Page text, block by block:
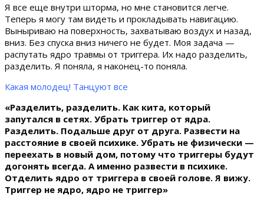
Я все еще внутри шторма, но мне становится легче.
Теперь я могу там видеть и прокладывать навигацию.
Выныриваю на поверхность, захватываю воздух и назад,
вниз. Без спуска вниз ничего не будет. Моя задача —
распутать ядро травмы от триггера. Их надо разделить,
разделить. Я поняла, я наконец-то поняла.
Какая молодец! Танцуют все
«Разделить, разделить. Как кита, который
запутался в сетях. Убрать триггер от ядра.
Разделить. Подальше друг от друга. Развести на
расстояние в своей психике. Убрать не физически —
переехать в новый дом, потому что триггеры будут
догонять всегда. А именно развести в психике.
Отделить ядро от триггера в своей голове. Я вижу.
Триггер не ядро, ядро не триггер»